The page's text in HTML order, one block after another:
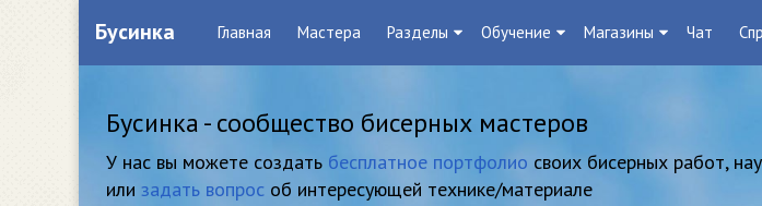
Бусинка Главная Мастера Разделы Обучение Магазины Чат
Бусинка - сообщество бисерных мастеров
У нас вы можете создать бесплатное портфолио своих бисерных работ,
или задать вопрос об интересующей технике/материале